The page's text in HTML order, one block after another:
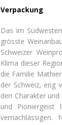
Verpackung
Das im
grösste
Schweizer
Klima dieser
die Familie
der Schweiz, eng
den Charakter
und